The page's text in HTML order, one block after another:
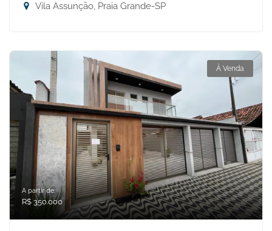
Vila Assunção, Praia Grande-SP
À Venda
A partir de:
R$ 350.000